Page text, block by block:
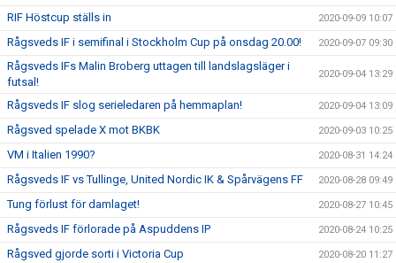
RIF Höstcup ställs in 2020-09-09 10:07
Rågsveds IF i semifinal i Stockholm Cup på onsdag 20.00! 2020-09-07 09:30
Rågsveds IFs Malin Broberg uttagen till landslagsläger i
futsal!
2020-09-04 13:29
Rågsveds IF slog serieledaren på hemmaplan! 2020-09-04 13:09
Rågsved spelade X mot BKBK 2020-09-03 10:25
VM i Italien 1990? 2020-08-31 14:24
Rågsveds IF vs Tullinge, United Nordic IK & Spårvägens FF 2020-08-28 09:49
Tung förlust för damlaget! 2020-08-27 10:45
Rågsveds IF förlorade på Aspuddens IP 2020-08-24 10:25
Rågsved gjorde sorti i Victoria Cup 2020-08-20 11:27